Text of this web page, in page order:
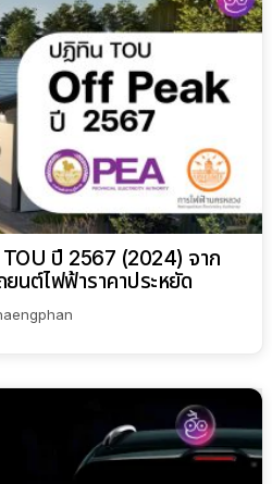
ปี 2567 (2024) จาก
ยนต์ไฟฟ้าราคาประหยัด